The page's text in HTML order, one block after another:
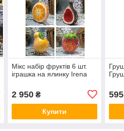
Мікс набір фруктів 6 шт.
іграшка на ялинку Irena
2 950₴
Купити
595